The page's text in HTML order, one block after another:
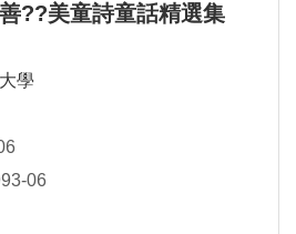
??美童詩童話精選集
學
06